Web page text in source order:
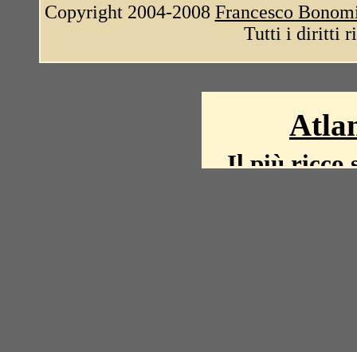
Copyright 2004-2008 Francesco
Tutti i diritti
Il più ricco